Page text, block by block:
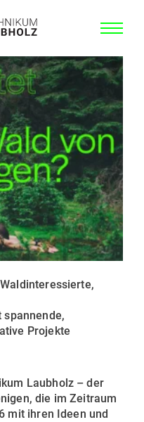
spannende,
Projekte
Laubholz – der
die im Zeitraum
mit ihren Ideen und